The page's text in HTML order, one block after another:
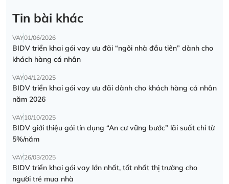
Tin bài khác
VAY01/06/2026
BIDV triển khai gói vay ưu đãi “ngôi nhà đầu tiên” dành cho
khách hàng cá nhân
VAY04/12/2025
BIDV triển khai gói vay ưu đãi dành cho khách hàng cá nhân
năm 2026
VAY10/10/2025
BIDV giới thiệu gói tín dụng “An cư vững bước” lãi suất chỉ từ
5%/năm
VAY26/03/2025
BIDV triển khai gói vay lớn nhất, tốt nhất thị trường cho
người trẻ mua nhà